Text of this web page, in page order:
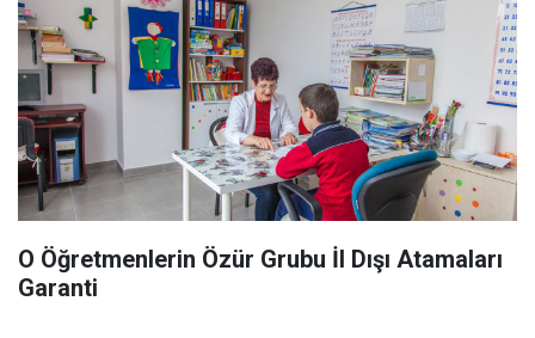
O Öğretmenlerin Özür Grubu İl Dışı Atamaları
Garanti